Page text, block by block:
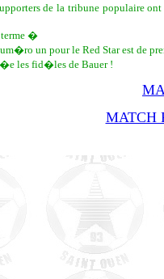
de la tribune populaire
�
un pour le Red Star est de
les fid�les de Bauer !
MATCH